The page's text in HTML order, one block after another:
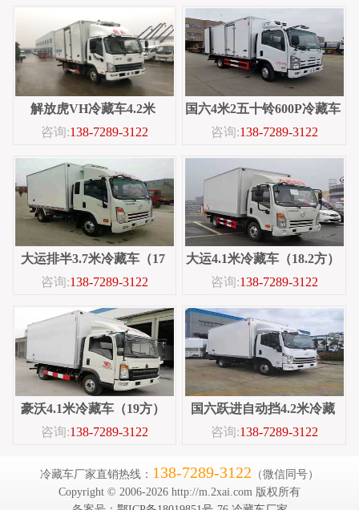
解放虎VH冷藏车4.2米
咨询:138-7289-3122
国六4米2五十铃600P冷藏车
咨询:138-7289-3122
大运排半3.7米冷藏车（17
方）
咨询:138-7289-3122
大运4.1米冷藏车（18.2方）
咨询:138-7289-3122
豪沃4.1米冷藏车（19方）
咨询:138-7289-3122
国六跃进自动挡4.2米冷藏
车（
咨询:138-7289-3122
冷藏车厂家直销热线： 138-7289-3122 （微信同号）
Copyright © 2006-2026 http://m.2xai.com 版权所有